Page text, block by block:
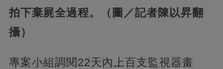
拍下棄屍全過程。（圖／記者陳以昇翻
攝）
專案小組調閱22天內上百支監視器畫